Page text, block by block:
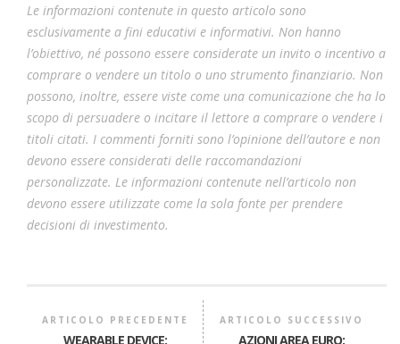
Le informazioni contenute in questo articolo sono
esclusivamente a fini educativi e informativi. Non hanno
l’obiettivo, né possono essere considerate un invito o incentivo a
comprare o vendere un titolo o uno strumento finanziario. Non
possono, inoltre, essere viste come una comunicazione che ha lo
scopo di persuadere o incitare il lettore a comprare o vendere i
titoli citati. I commenti forniti sono l’opinione dell’autore e non
devono essere considerati delle raccomandazioni
personalizzate. Le informazioni contenute nell’articolo non
devono essere utilizzate come la sola fonte per prendere
decisioni di investimento.
ARTICOLO PRECEDENTE
WEARABLE DEVICE:
ARTICOLO SUCCESSIVO
AZIONI AREA EURO: